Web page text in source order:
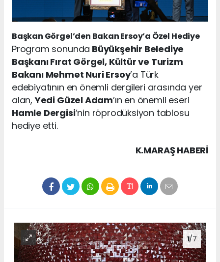
Başkan Görgel’den Bakan Ersoy’a Özel Hediye
Program sonunda Büyükşehir Belediye
Başkanı Fırat Görgel, Kültür ve Turizm
Bakanı Mehmet Nuri Ersoy’a Türk
edebiyatının en önemli dergileri arasında yer
alan,Yedi Güzel Adam’ın en önemli eseri
Hamle Dergisi’nin röprodüksiyon tablosu
hediye etti.
K.MARAŞ HABERİ
1/7